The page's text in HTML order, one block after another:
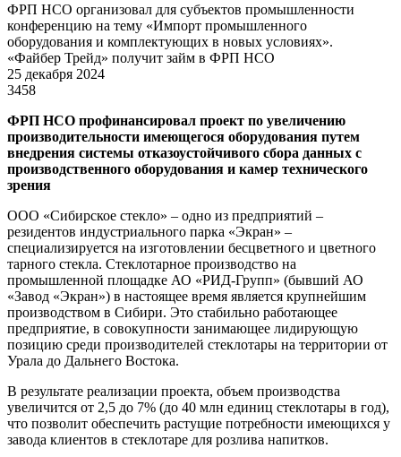
ФРП НСО организовал для субъектов промышленности
конференцию на тему «Импорт промышленного
оборудования и комплектующих в новых условиях».
«Файбер Трейд» получит займ в ФРП НСО
25 декабря 2024
3458
ФРП НСО профинансировал проект по увеличению
производительности имеющегося оборудования путем
внедрения системы отказоустойчивого сбора данных с
производственного оборудования и камер технического
зрения
ООО «Сибирское стекло» – одно из предприятий –
резидентов индустриального парка «Экран» –
специализируется на изготовлении бесцветного и цветного
тарного стекла. Стеклотарное производство на
промышленной площадке АО «РИД-Групп» (бывший АО
«Завод «Экран») в настоящее время является крупнейшим
производством в Сибири. Это стабильно работающее
предприятие, в совокупности занимающее лидирующую
позицию среди производителей стеклотары на территории от
Урала до Дальнего Востока.
В результате реализации проекта, объем производства
увеличится от 2,5 до 7% (до 40 млн единиц стеклотары в год),
что позволит обеспечить растущие потребности имеющихся у
завода клиентов в стеклотаре для розлива напитков.